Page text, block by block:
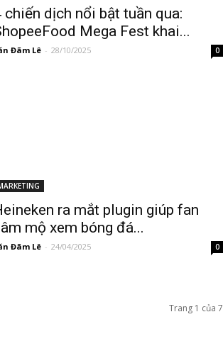
chiến dịch nổi bật tuần qua:
Mega Fest khai...
Đãm Lê - 28/10/2025 0
ra mắt plugin giúp fan
mộ xem bóng đá...
Đãm Lê - 24/04/2025 0
Trang 1 của 7